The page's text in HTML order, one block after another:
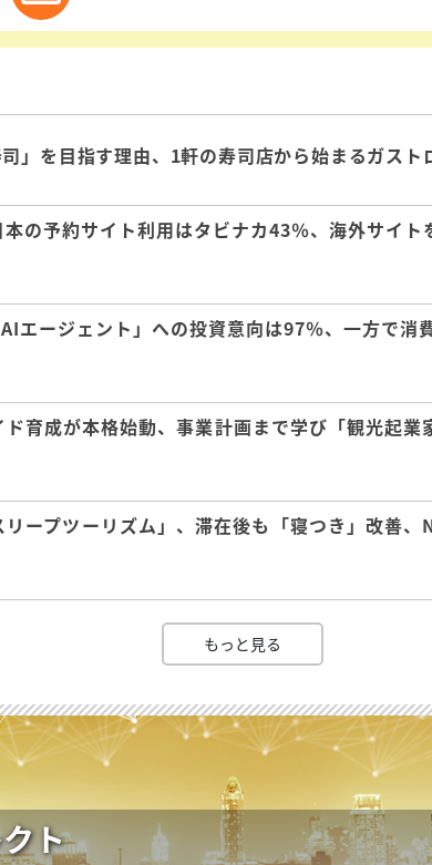
」を目指す理由、1軒の寿司店から始まるガスト
の予約サイト利用はタビナカ43％、海外サイ
エージェント」への投資意向は97％、一方で
ド育成が本格始動、事業計画まで学び「観光起
ープツーリズム」、滞在後も「寝つき」改善
もっと見る
ト